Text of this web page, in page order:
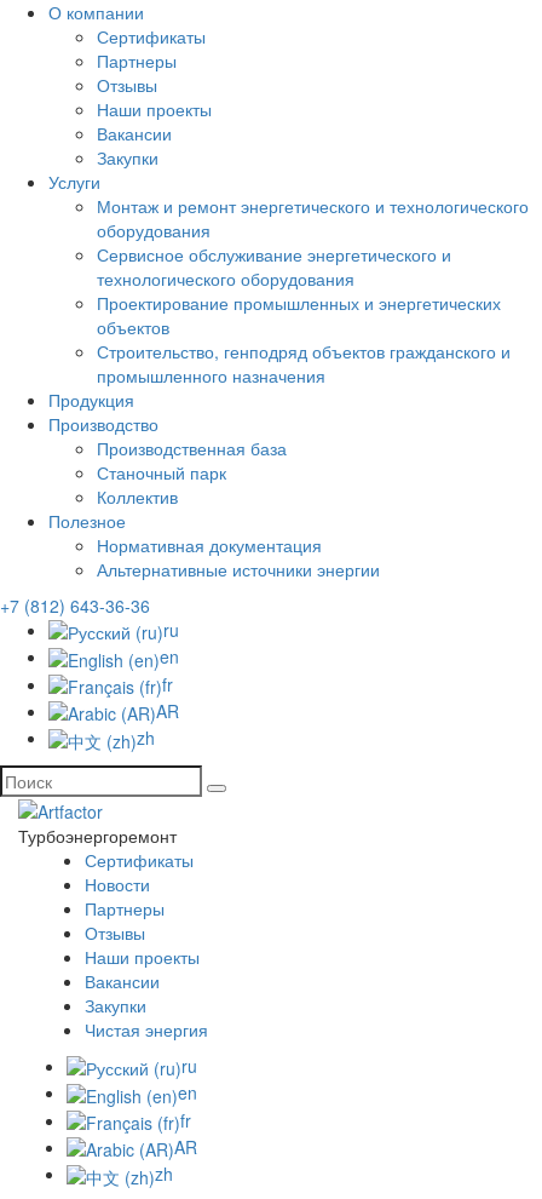
О компании
Сертификаты
Партнеры
Отзывы
Наши проекты
Вакансии
Закупки
Услуги
Монтаж и ремонт энергетического и технологического
оборудования
Сервисное обслуживание энергетического и
технологического оборудования
Проектирование промышленных и энергетических
объектов
Строительство, генподряд объектов гражданского и
промышленного назначения
Продукция
Производство
Производственная база
Станочный парк
Коллектив
Полезное
Нормативная документация
Альтернативные источники энергии
+7 (812) 643-36-36
ru
en
fr
AR
zh
Турбоэнергоремонт
Сертификаты
Новости
Партнеры
Отзывы
Наши проекты
Вакансии
Закупки
Чистая энергия
ru
en
fr
AR
zh